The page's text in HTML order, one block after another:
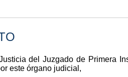
del Juzgado de Primera
este órgano judicial,